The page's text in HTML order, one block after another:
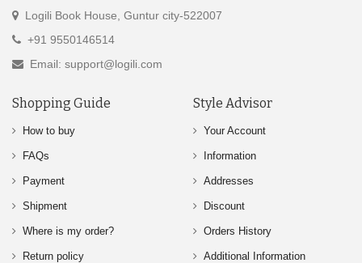
Logili Book House, Guntur city-522007
+91 9550146514
Email: support@logili.com
Shopping Guide
How to buy
FAQs
Payment
Shipment
Where is my order?
Return policy
Style Advisor
Your Account
Information
Addresses
Discount
Orders History
Additional Information